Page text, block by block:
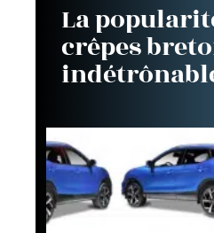
La
crêpes